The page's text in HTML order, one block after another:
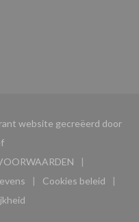
website gecreëerd door
((opent in een nieuw venster))
venster))((opent in een nieuw
nieuw venster))
Cookies beleid
((opent in
in een nieuw venster))